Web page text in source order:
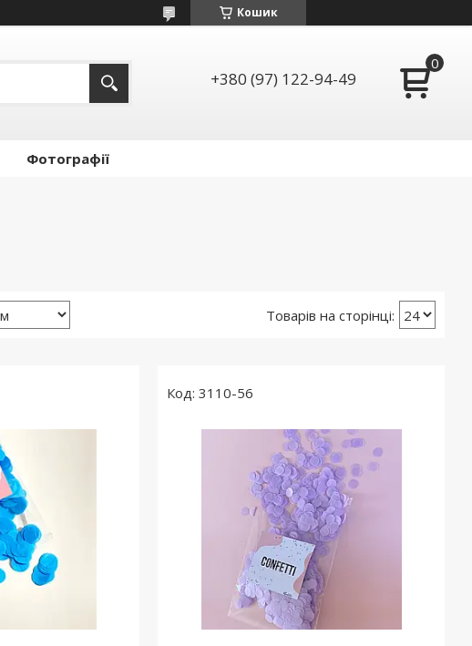
Кошик
+380 (97) 122-94-49
Фотографії
3110-56